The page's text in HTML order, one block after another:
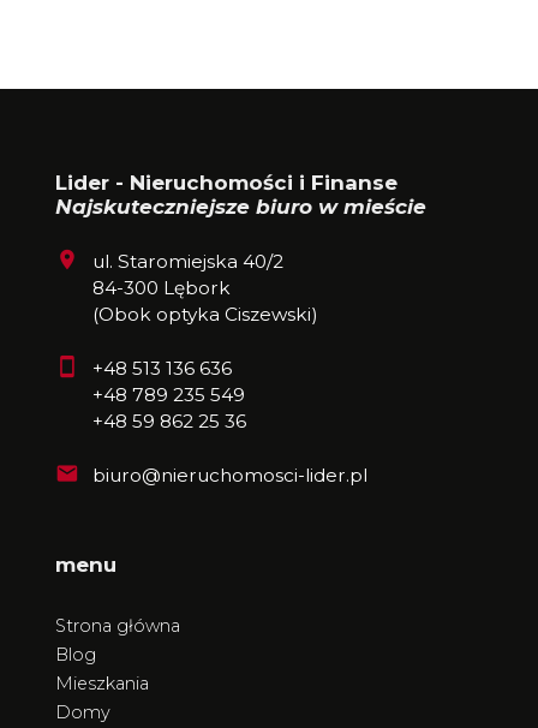
Lider - Nieruchomości i Finanse
Najskuteczniejsze biuro w mieście
ul. Staromiejska 40/2
84-300 Lębork
(Obok optyka Ciszewski)
+48 513 136 636
+48 789 235 549
+48 59 862 25 36
biuro@nieruchomosci-lider.pl
menu
Strona główna
Blog
Mieszkania
Domy